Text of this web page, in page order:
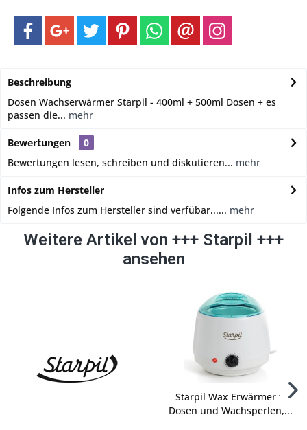
Beschreibung
Dosen Wachserwärmer Starpil - 400ml + 500ml Dosen + es
passen die... mehr
Bewertungen
0
Bewertungen lesen, schreiben und diskutieren... mehr
Infos zum Hersteller
Folgende Infos zum Hersteller sind verfübar...... mehr
Weitere Artikel von +++ Starpil +++
ansehen
Starpil Wax Erwärmer f.
Dosen und Wachsperlen,...